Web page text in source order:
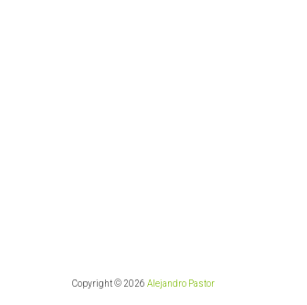
Copyright © 2026 Alejandro Pastor